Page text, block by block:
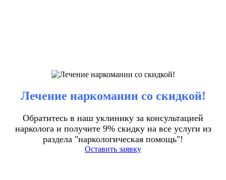
Лечение наркомании со скидкой!
Обратитесь в наш уклинику за консультацией
нарколога и получите 9% скидку на все услуги из
раздела "наркологическая помощь"!
Оставить заявку